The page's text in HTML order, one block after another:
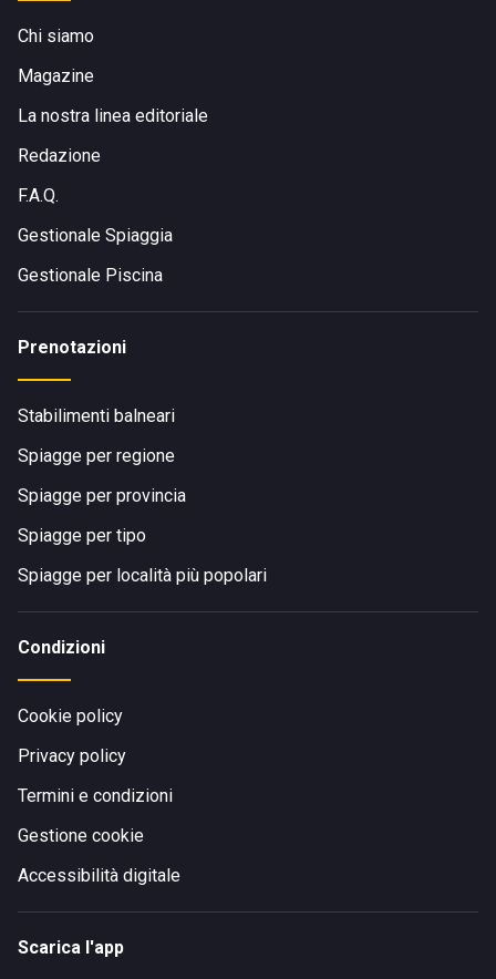
Chi siamo
Magazine
La nostra linea editoriale
Redazione
F.A.Q.
Gestionale Spiaggia
Gestionale Piscina
Prenotazioni
Stabilimenti balneari
Spiagge per regione
Spiagge per provincia
Spiagge per tipo
Spiagge per località più popolari
Condizioni
Cookie policy
Privacy policy
Termini e condizioni
Gestione cookie
Accessibilità digitale
Scarica l'app